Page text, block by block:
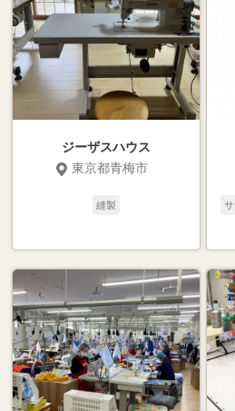
ジーザスハウス
東京都青梅市
縫製